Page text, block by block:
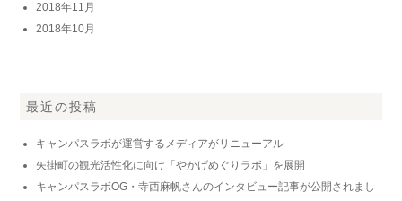
2018年11月
2018年10月
最近の投稿
キャンパスラボが運営するメディアがリニューアル
矢掛町の観光活性化に向け「やかげめぐりラボ」を展開
キャンパスラボOG・寺西麻帆さんのインタビュー記事が公開されまし